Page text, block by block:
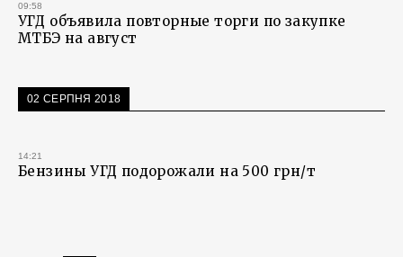
09:58
УГД объявила повторные торги по закупке
МТБЭ на август
02 СЕРПНЯ 2018
14:21
Бензины УГД подорожали на 500 грн/т